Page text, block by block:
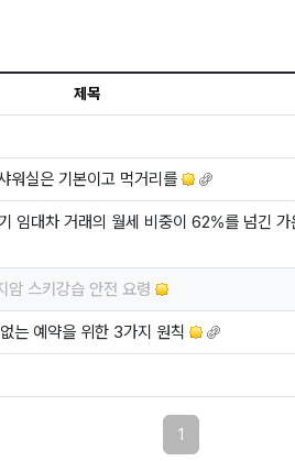
제목
워실은 기본이고 먹거리를
임대차 거래의 월세 비중이 62%를 넘긴
스키강습 안전 요령
는 예약을 위한 3가지 원칙
1